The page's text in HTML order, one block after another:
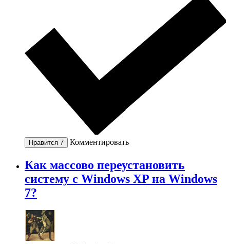
Нравится 7 Комментировать
Как массово переустановить
систему с Windows XP на Windows
7?